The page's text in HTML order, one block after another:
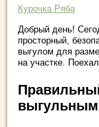
Курочка Ряба
Добрый день!
просторный,
выгулом для
на участке.